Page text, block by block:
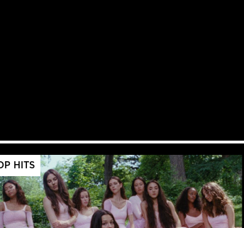
HITS